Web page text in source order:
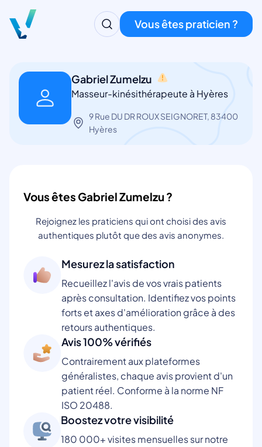
Vous êtes praticien ?
Gabriel Zumelzu
Masseur-kinésithérapeute à Hyères
9 Rue DU DR ROUX SEIGNORET, 83400
Hyères
Vous êtes Gabriel Zumelzu ?
Rejoignez les praticiens qui ont choisi des avis
authentiques plutôt que des avis anonymes.
Mesurez la satisfaction
Recueillez l'avis de vos vrais patients
après consultation. Identifiez vos points
forts et axes d'amélioration grâce à des
retours authentiques.
Avis 100% vérifiés
Contrairement aux plateformes
généralistes, chaque avis provient d'un
patient réel. Conforme à la norme NF
ISO 20488.
Boostez votre visibilité
180 000+ visites mensuelles sur notre